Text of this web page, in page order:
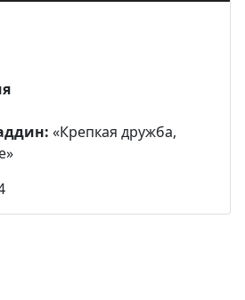
«Крепкая дружба,